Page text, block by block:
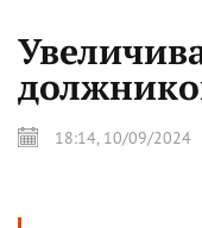
18:14, 10/09/2024